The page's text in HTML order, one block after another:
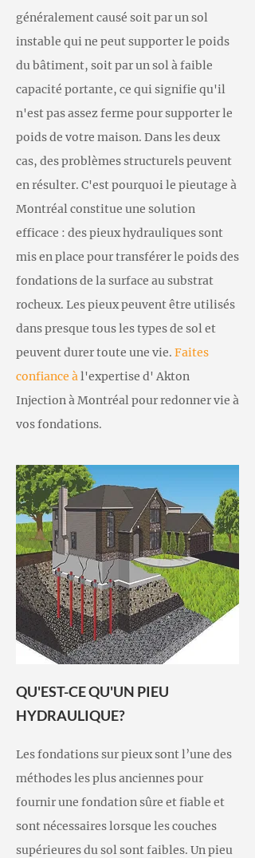
généralement causé soit par un sol
instable qui ne peut supporter le poids
du bâtiment, soit par un sol à faible
capacité portante, ce qui signifie qu'il
n'est pas assez ferme pour supporter le
poids de votre maison. Dans les deux
cas, des problèmes structurels peuvent
en résulter. C'est pourquoi le pieutage à
Montréal constitue une solution
efficace : des pieux hydrauliques sont
mis en place pour transférer le poids des
fondations de la surface au substrat
rocheux. Les pieux peuvent être utilisés
dans presque tous les types de sol et
peuvent durer toute une vie. Faites
confiance àl'expertise d' Akton
Injection à Montréal pour redonner vie à
vos fondations.
QU'EST-CE QU'UN PIEU
HYDRAULIQUE?
Les fondations sur pieux sont l’une des
méthodes les plus anciennes pour
fournir une fondation sûre et fiable et
sont nécessaires lorsque les couches
supérieures du sol sont faibles. Un pieu